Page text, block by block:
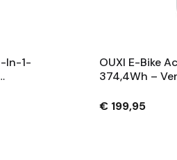
In-1-
OUXI E-Bike
374,4Wh –
Sleutels – Zwart
€ 199,95